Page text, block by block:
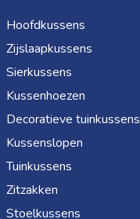
Hoofdkussens
Zijslaapkussens
Sierkussens
Kussenhoezen
Decoratieve tuinkussens
Kussenslopen
Tuinkussens
Zitzakken
Stoelkussens